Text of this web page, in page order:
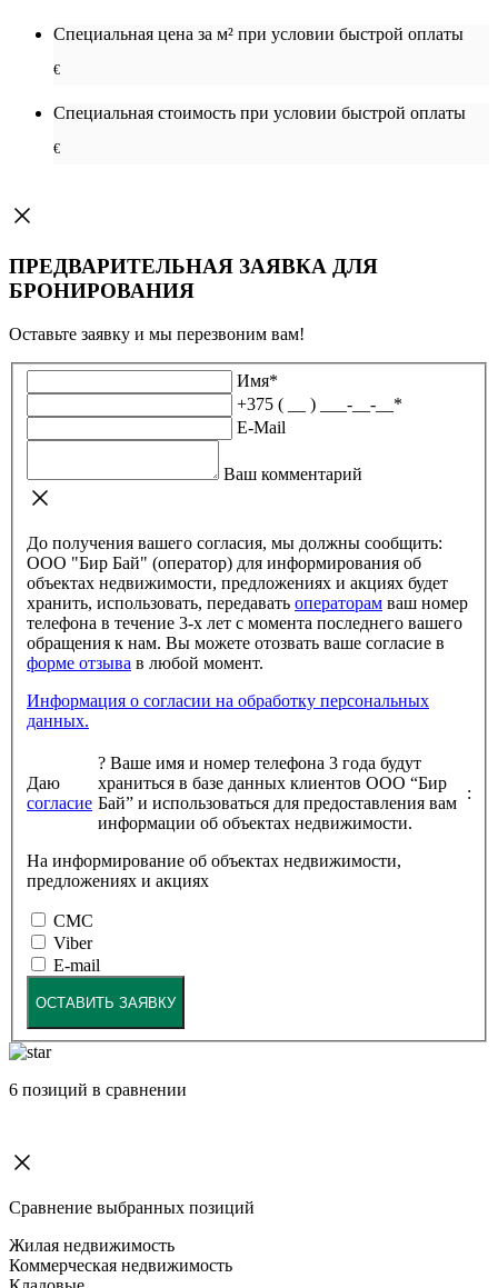
Специальная цена за м² при условии быстрой оплаты
€
Специальная cтоимость при условии быстрой оплаты
€
ПРЕДВАРИТЕЛЬНАЯ ЗАЯВКА ДЛЯ
БРОНИРОВАНИЯ
Оставьте заявку и мы перезвоним вам!
Имя*
+375 ( __ ) ___-__-__ *
E-Mail
Ваш комментарий
До получения вашего согласия, мы должны сообщить:
ООО "Бир Бай" (оператор) для информирования об
объектах недвижимости, предложениях и акциях будет
хранить, использовать, передавать операторам
телефона в течение 3-х лет с момента последнего вашего
обращения к нам. Вы можете отозвать ваше согласие в
форме отзыва
в любой момент.
Информация о согласии на обработку персональных
данных.
Даю
согласие
? Ваше имя и номер телефона 3 года будут
храниться в базе данных клиентов ООО “Бир
Бай” и использоваться для предоставления вам
информации об объектах недвижимости.
:
На информирование об объектах недвижимости,
предложениях и акциях
СМС
Viber
E-mail
ОСТАВИТЬ ЗАЯВКУ
6 позиций в сравнении
Сравнение выбранных позиций
Жилая недвижимость
Коммерческая недвижимость